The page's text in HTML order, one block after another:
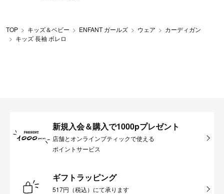
TOP キッズ＆ベビー ENFANT ガールズ ウェア
カーディガン
キッズ 長袖 ボレロ
新規入会＆購入で1000pプレゼント
店舗とオンラインブティックで使える
ポイントサービス
ギフトラッピング
517円（税込）にて承ります